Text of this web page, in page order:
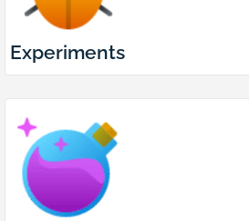
Experiments